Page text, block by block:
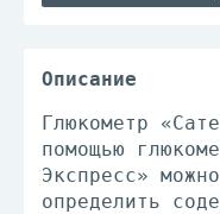
Описание
Глюкометр
помощью
Экспресс»
определить